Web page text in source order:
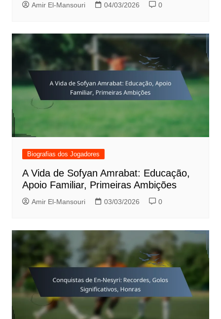
Amir El-Mansouri 04/03/2026 0
Biografias dos Jogadores
A Vida de Sofyan Amrabat: Educação,
Apoio Familiar, Primeiras Ambições
Amir El-Mansouri 03/03/2026 0